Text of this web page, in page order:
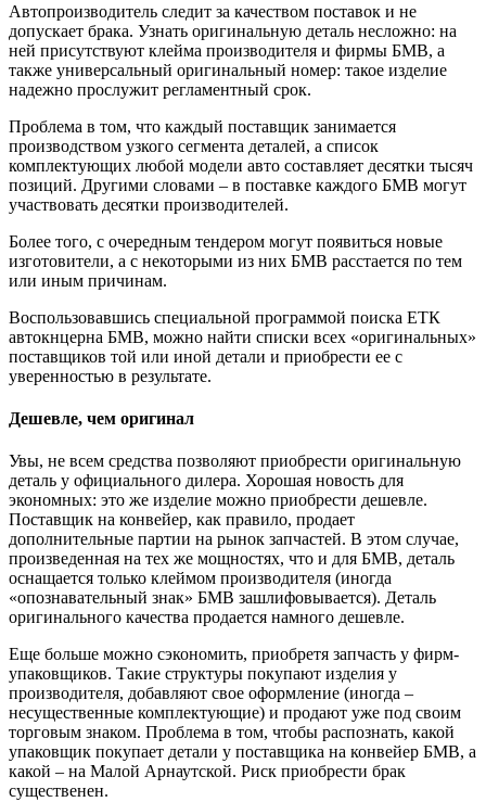
Автопроизводитель следит за качеством поставок и не
допускает брака. Узнать оригинальную деталь несложно: на
ней присутствуют клейма производителя и фирмы БМВ, а
также универсальный оригинальный номер: такое изделие
надежно прослужит регламентный срок.
Проблема в том, что каждый поставщик занимается
производством узкого сегмента деталей, а список
комплектующих любой модели авто составляет десятки тысяч
позиций. Другими словами – в поставке каждого БМВ могут
участвовать десятки производителей.
Более того, с очередным тендером могут появиться новые
изготовители, а с некоторыми из них БМВ расстается по тем
или иным причинам.
Воспользовавшись специальной программой поиска ЕТК
автокнцерна БМВ, можно найти списки всех «оригинальных»
поставщиков той или иной детали и приобрести ее с
уверенностью в результате.
Дешевле, чем оригинал
Увы, не всем средства позволяют приобрести оригинальную
деталь у официального дилера. Хорошая новость для
экономных: это же изделие можно приобрести дешевле.
Поставщик на конвейер, как правило, продает
дополнительные партии на рынок запчастей. В этом случае,
произведенная на тех же мощностях, что и для БМВ, деталь
оснащается только клеймом производителя (иногда
«опознавательный знак» БМВ зашлифовывается). Деталь
оригинального качества продается намного дешевле.
Еще больше можно сэкономить, приобретя запчасть у фирм-
упаковщиков. Такие структуры покупают изделия у
производителя, добавляют свое оформление (иногда –
несущественные комплектующие) и продают уже под своим
торговым знаком. Проблема в том, чтобы распознать, какой
упаковщик покупает детали у поставщика на конвейер БМВ, а
какой – на Малой Арнаутской. Риск приобрести брак
существенен.